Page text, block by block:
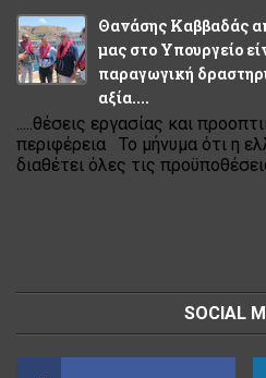
Θανάσης Καββαδάς
μας στο Υπουργείο
παραγωγική
αξία....
.....θέσεις εργασίας και
περιφέρεια Το μήνυμα ότι η
διαθέτει όλες τις
SOCIAL